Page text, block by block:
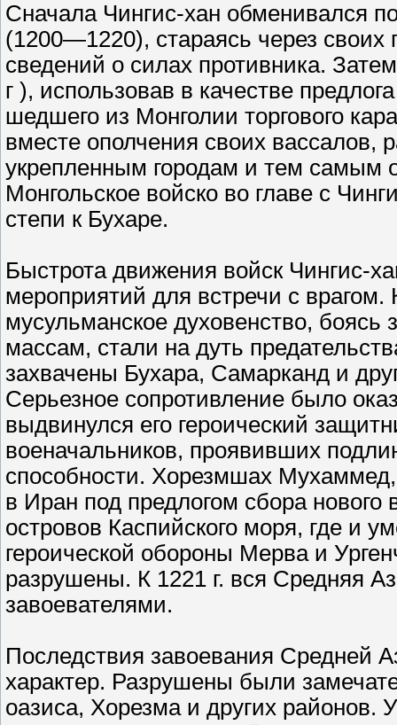
Сначала Чингис-хан обменивался
(1200—1220), стараясь через
сведений о силах противника.
г ), использовав в качестве
шедшего из Монголии торгового
вместе ополчения своих вассалов,
укрепленным городам и тем самым
Монгольское войско во главе с
степи к Бухаре.
Быстрота движения войск Чингис-
мероприятий для встречи с
мусульманское духовенство, боясь
массам, стали на дуть
захвачены Бухара, Самарканд и
Серьезное сопротивление было
выдвинулся его героический
военачальников, проявивших
способности. Хорезмшах
в Иран под предлогом сбора
островов Каспийского моря, где и
героической обороны Мерва и
разрушены. К 1221 г. вся Средняя
завоевателями.
Последствия завоевания Средней
характер. Разрушены были
оазиса, Хорезма и других районов.